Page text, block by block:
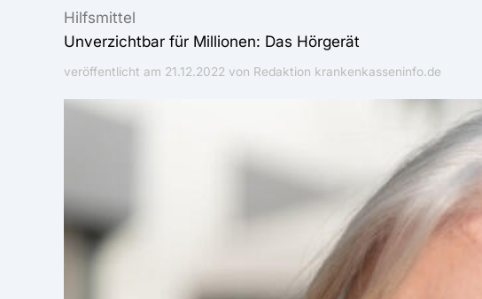
Hilfsmittel
Unverzichtbar für Millionen: Das Hörgerät
veröffentlicht am 21.12.2022 von Redaktion krankenkasseninfo.de